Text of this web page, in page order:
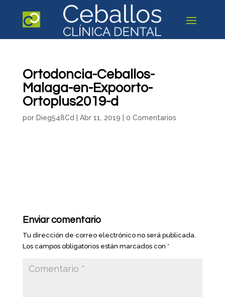
Ortodoncia-Ceballos-
Malaga-en-Expoorto-
Ortoplus2019-d
por Dieg548Cd Abr 11, 2019 0 Comentarios
Enviar comentario
Tu dirección de correo electrónico no será publicada.
Los campos obligatorios están marcados con *